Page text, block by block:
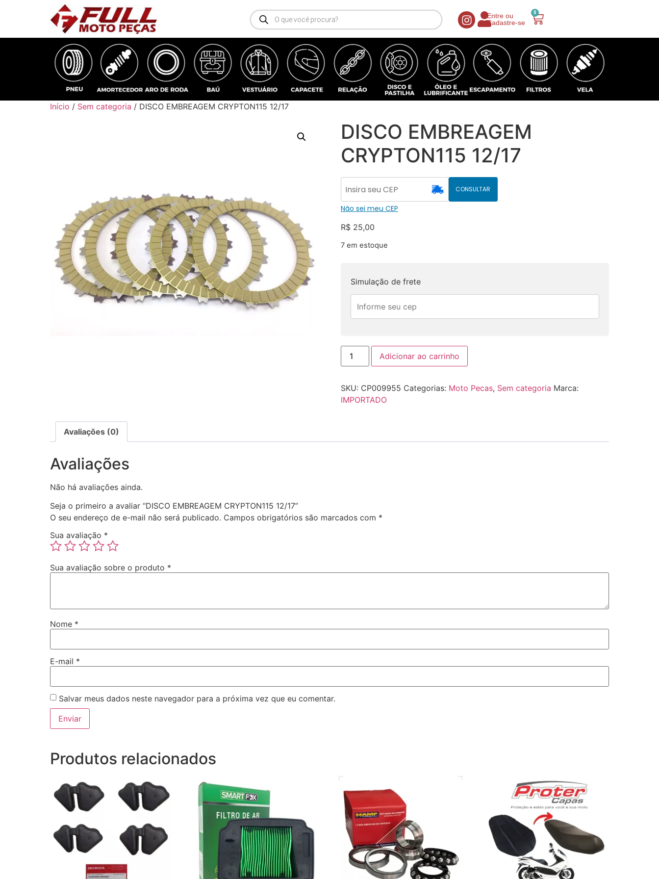
Entre ou
Cadastre-se
0
Início / Sem categoria / DISCO EMBREAGEM CRYPTON115 12/17
DISCO EMBREAGEM
CRYPTON115 12/17
CONSULTAR
Não sei meu CEP
R$25,00
7 em estoque
Simulação de frete
Adicionar ao carrinho
SKU: CP009955 Categorias: Moto Pecas, Sem categoria Marca:
IMPORTADO
Avaliações (0)
Avaliações
Não há avaliações ainda.
Seja o primeiro a avaliar “DISCO EMBREAGEM CRYPTON115 12/17”
O seu endereço de e-mail não será publicado. Campos obrigatórios são marcados com *
Sua avaliação *
Sua avaliação sobre o produto *
Nome *
E-mail *
Salvar meus dados neste navegador para a próxima vez que eu comentar.
Produtos relacionados